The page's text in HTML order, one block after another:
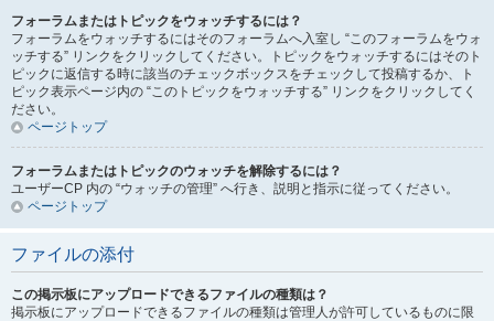
フォーラムまたはトピックをウォッチするには？
フォーラムをウォッチするにはそのフォーラムへ入室し “このフォーラムをウォ
ッチする” リンクをクリックしてください。トピックをウォッチするにはそのト
ピックに返信する時に該当のチェックボックスをチェックして投稿するか、ト
ピック表示ページ内の “このトピックをウォッチする” リンクをクリックしてく
ださい。
ページトップ
フォーラムまたはトピックのウォッチを解除するには？
ユーザーCP 内の “ウォッチの管理” へ行き、説明と指示に従ってください。
ページトップ
ファイルの添付
この掲示板にアップロードできるファイルの種類は？
掲示板にアップロードできるファイルの種類は管理人が許可しているものに限